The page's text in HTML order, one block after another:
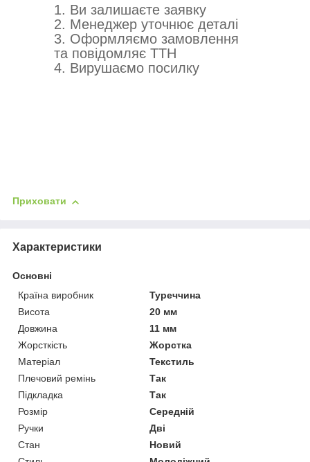
1. Ви залишаєте заявку
2. Менеджер уточнює деталі
3. Оформляємо замовлення
та повідомляє ТТН
4. Вирушаємо посилку
Приховати
Характеристики
Основні
Країна виробник
Туреччина
Висота
20 мм
Довжина
11 мм
Жорсткість
Жорстка
Матеріал
Текстиль
Плечовий ремінь
Так
Підкладка
Так
Розмір
Середній
Ручки
Дві
Стан
Новий